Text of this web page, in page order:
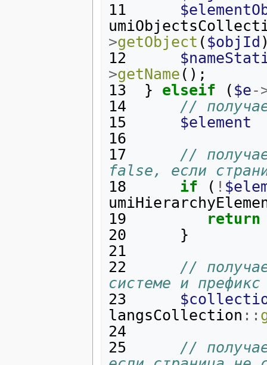
11
>getObject ( $objId
12
>getName ();
13
} elseif ( $e-
14
//
15
$element
16
17
//
false, если
18
if ( !
19
return
20
}
21
22
//
системе и префикс
23
langsCollection ::
24
25
//